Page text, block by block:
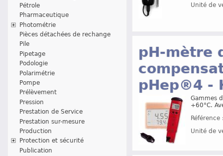
Pétrole
Pharmaceutique
Photométrie
Pièces détachées de rechange
Pile
Pipetage
Podologie
Polarimétrie
Pompe
Prélèvement
Pression
Prestation de Service
Prestation sur-mesure
Production
Protection et sécurité
Publication
Unité de
pH-mètre
pHep®4 -
Gammes
+60°C.
Unité de